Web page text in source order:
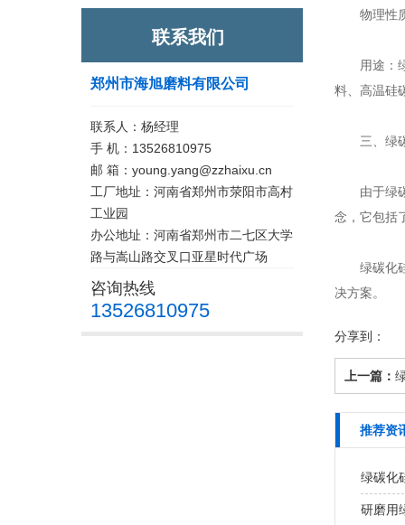
联系我们
郑州市海旭磨料有限公司
联系人：杨经理
手 机：13526810975
邮 箱：young.yang@zzhaixu.cn
工厂地址：河南省郑州市荥阳市高村
工业园
办公地址：河南省郑州市二七区大学
路与嵩山路交叉口亚星时代广场
咨询热线
13526810975
物理性质
用途：绿
料、高温硅
三、绿碳
由于绿碳
念，它包括
绿碳化硅
决方案。
分享到：
上一篇：
推荐资
绿碳化
研磨用